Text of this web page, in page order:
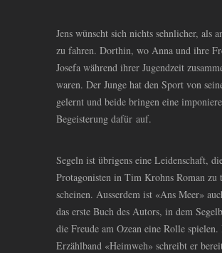
Jens wünscht sich nichts sehnlicher, als
zu fahren. Dorthin, wo Anna und ihre
Josefa während ihrer Jugendzeit
waren. Der Junge hat den Sport von
gelernt und beide bringen eine
Begeisterung dafür auf.
Segeln ist übrigens eine Leidenschaft,
Protagonisten in Tim Krohns Roman zu
scheinen. Ausserdem ist «Ans Meer»
das erste Buch des Autors, in dem
die Freude am Ozean eine Rolle spielen.
Erzählband «Heimweh» schreibt er